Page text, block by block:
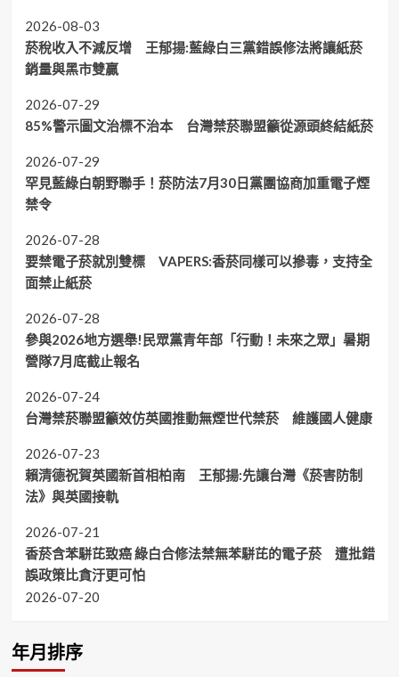
2026-08-03
菸稅收入不減反增 王郁揚:藍綠白三黨錯誤修法將讓紙菸
銷量與黑市雙贏
2026-07-29
85%警示圖文治標不治本 台灣禁菸聯盟籲從源頭終結紙菸
2026-07-29
罕見藍綠白朝野聯手！菸防法7月30日黨團協商加重電子煙
禁令
2026-07-28
要禁電子菸就別雙標 VAPERS:香菸同樣可以摻毒，支持全
面禁止紙菸
2026-07-28
參與2026地方選舉!民眾黨青年部「行動！未來之眾」暑期
營隊7月底截止報名
2026-07-24
台灣禁菸聯盟籲效仿英國推動無煙世代禁菸 維護國人健康
2026-07-23
賴清德祝賀英國新首相柏南 王郁揚:先讓台灣《菸害防制
法》與英國接軌
2026-07-21
香菸含苯駢芘致癌 綠白合修法禁無苯駢芘的電子菸 遭批錯
誤政策比貪汙更可怕
2026-07-20
年月排序